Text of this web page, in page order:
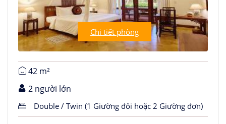
Chi tiết phòng
42 m²
2 người lớn
Double / Twin (1 Giường đôi hoặc 2 Giường đơn)